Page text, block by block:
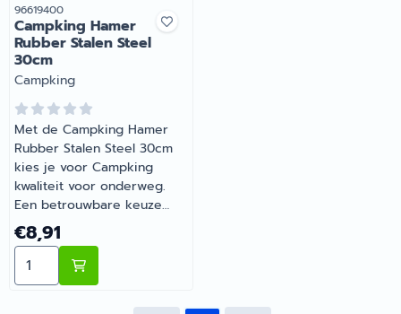
Artikelnummer
96619400
Campking Hamer
Rubber Stalen Steel
30cm
Merk:
Campking
Met de Campking Hamer
Rubber Stalen Steel 30cm
kies je voor Campking
kwaliteit voor onderweg.
Een betrouwbare keuze
voor onderweg en op de
camping. Barsema
Recreatie levert camper-,
caravan- en
Prijs: 8,91
€8,91
Aantal kiezen voor Campking Hamer Rubber Stalen